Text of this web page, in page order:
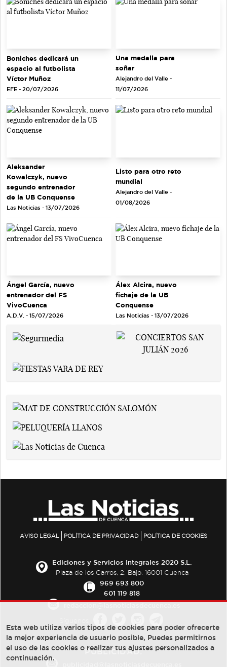
Boniches dedicará un
espacio al futbolista
Víctor Muñoz
EFE - 20/07/2026
Una medalla para
soñar
Alejandro del Valle -
11/07/2026
Aleksander
Kowalczyk, nuevo
segundo entrenador
de la UB Conquense
Las Noticias - 13/07/2026
Listo para otro reto
mundial
Alejandro del Valle -
01/08/2026
Ángel García, nuevo
entrenador del FS
VivoCuenca
A.D.V. - 15/07/2026
Álex Alcira, nuevo
fichaje de la UB
Conquense
Las Noticias - 13/07/2026
AVISO LEGAL POLÍTICA DE PRIVACIDAD POLÍTICA DE COOKIES
Ediciones y Servicios Integrales 2020 S.L.
Plaza de los Carros, 2. Bajo. 16001 Cuenca
969 693 800
601 119 818
PUBLICIDAD:
Esta web utiliza varios tipos de cookies para poder ofrecerte
la mejor experiencia de usuario posible, Puedes permitirnos
el uso de las cookies o realizar tus ajustes personalizados a
continuación.